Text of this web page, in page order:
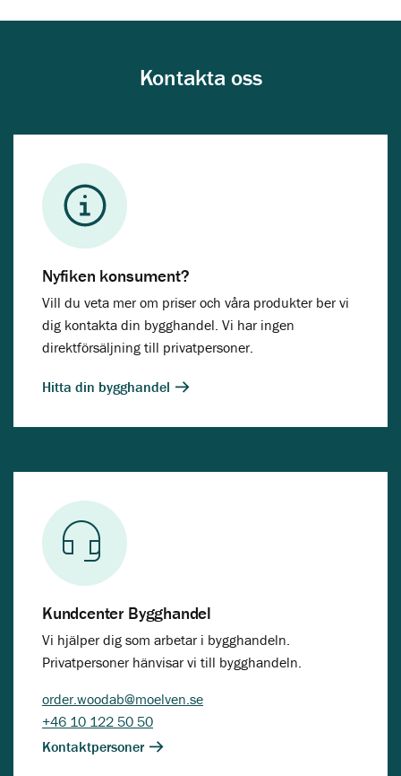
Kontakta oss
Nyfiken konsument?
Vill du veta mer om priser och våra produkter ber vi
dig kontakta din bygghandel. Vi har ingen
direktförsäljning till privatpersoner.
Hitta din bygghandel
Kundcenter Bygghandel
Vi hjälper dig som arbetar i bygghandeln.
Privatpersoner hänvisar vi till bygghandeln.
order.woodab@moelven.se
+46 10 122 50 50
Kontaktpersoner